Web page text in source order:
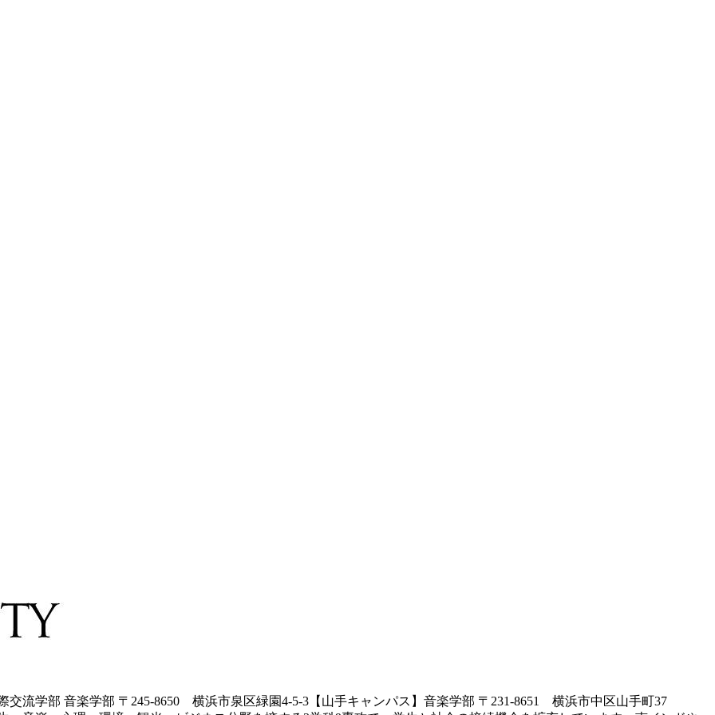
交流学部 音楽学部 〒245-8650 横浜市泉区緑園4-5-3【山手キャンパス】音楽学部 〒231-8651 横浜市中区山手町37